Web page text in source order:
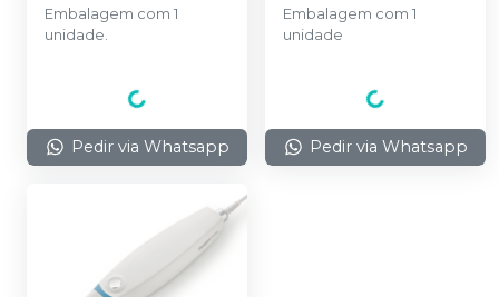
Embalagem com 1
unidade.
Pedir via Whatsapp
Embalagem com 1
unidade
Pedir via Whatsapp